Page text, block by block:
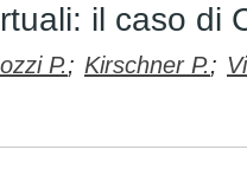
il caso di
P.; Kirschner P.;